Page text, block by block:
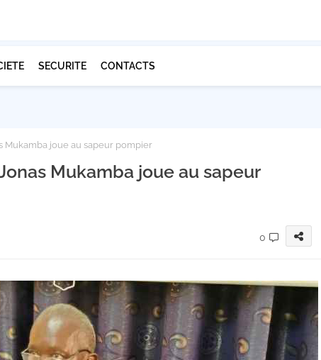
SECURITE CONTACTS
Mukamba joue au sapeur pompier
Mukamba joue au sapeur
0